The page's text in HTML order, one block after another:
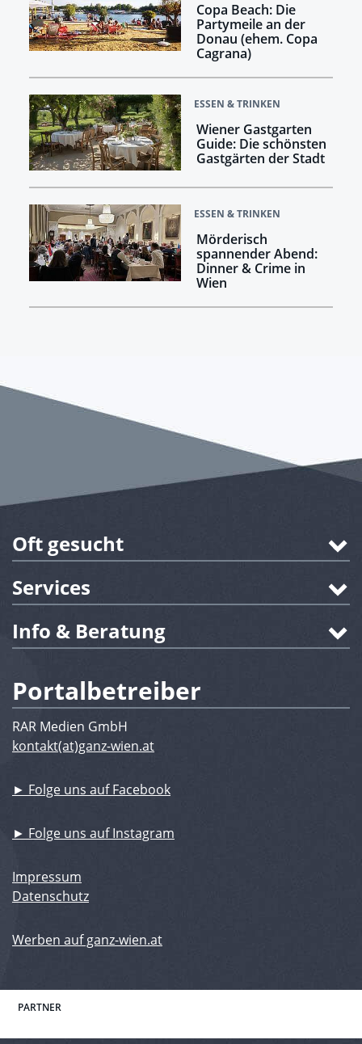
Copa Beach: Die
Partymeile an der
Donau (ehem. Copa
Cagrana)
ESSEN & TRINKEN
Wiener Gastgarten
Guide: Die schönsten
Gastgärten der Stadt
ESSEN & TRINKEN
Mörderisch
spannender Abend:
Dinner & Crime in
Wien
Oft gesucht
Services
Info & Beratung
Portalbetreiber
RAR Medien GmbH
kontakt(at)ganz-wien.at
► Folge uns auf Facebook
► Folge uns auf Instagram
Impressum
Datenschutz
Werben auf ganz-wien.at
PARTNER